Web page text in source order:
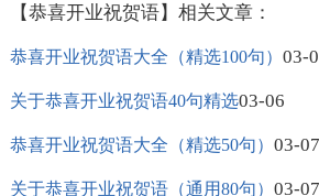
【恭喜开业祝贺语】相关文章：
恭喜开业祝贺语大全（精选100句） 03-
关于恭喜开业祝贺语40句精选03-06
恭喜开业祝贺语大全（精选50句） 03-07
关于恭喜开业祝贺语（通用80句） 03-07